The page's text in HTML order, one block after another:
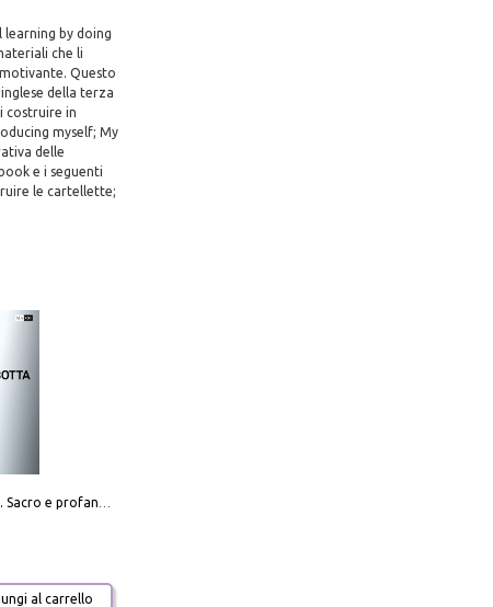
learning by doing
che li
Questo
della terza
costruire in
myself; My
delle
e i seguenti
le cartellette;
al carrello